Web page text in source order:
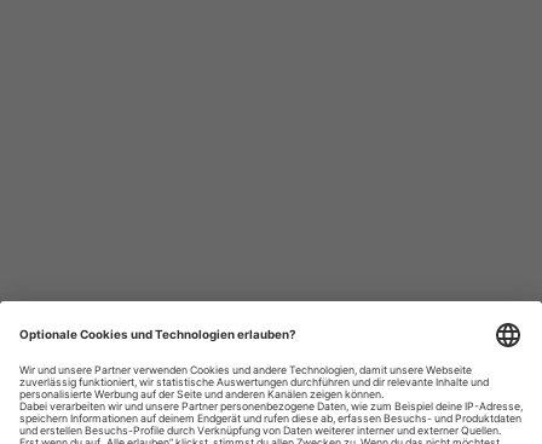
Datenschutzhinweise
Impressum